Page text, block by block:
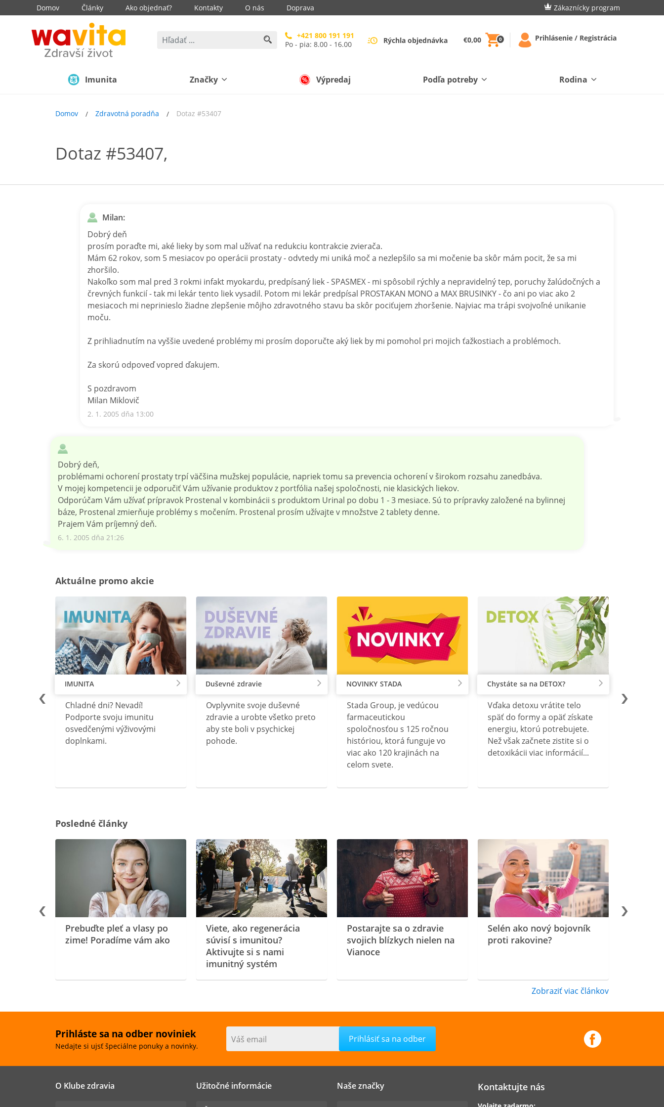
Domov Články Ako objednať? Kontakty O nás Doprava Zákaznícky program
+421 800 191 191
Po - pia: 8.00 - 16.00
Rýchla objednávka €0,00 0 Prihlásenie / Registrácia
Imunita Značky Výpredaj Podľa potreby Rodina
Domov Zdravotná poradňa Dotaz #53407
Dotaz #53407,
Milan:
Dobrý deň
prosím poraďte mi, aké lieky by som mal užívať na redukciu kontrakcie zvierača.
Mám 62 rokov, som 5 mesiacov po operácii prostaty - odvtedy mi uniká moč a nezlepšilo sa mi močenie ba skôr mám pocit, že sa mi
zhoršilo.
Nakoľko som mal pred 3 rokmi infakt myokardu, predpísaný liek - SPASMEX - mi spôsobil rýchly a nepravidelný tep, poruchy žalúdočných a
črevných funkcií - tak mi lekár tento liek vysadil. Potom mi lekár predpísal PROSTAKAN MONO a MAX BRUSINKY - čo ani po viac ako 2
mesiacoch mi neprinieslo žiadne zlepšenie môjho zdravotného stavu ba skôr pociťujem zhoršenie. Najviac ma trápi svojvoľné unikanie
moču.
Z prihliadnutím na vyššie uvedené problémy mi prosím doporučte aký liek by mi pomohol pri mojich ťažkostiach a problémoch.
Za skorú odpoveď vopred ďakujem.
S pozdravom
Milan Miklovič
2. 1. 2005 dňa 13:00
Dobrý deň,
problémami ochorení prostaty trpí väčšina mužskej populácie, napriek tomu sa prevencia ochorení v širokom rozsahu zanedbáva.
V mojej kompetencii je odporučiť Vám užívanie produktov z portfólia našej spoločnosti, nie klasických liekov.
Odporúčam Vám užívať prípravok Prostenal v kombinácii s produktom Urinal po dobu 1 - 3 mesiace. Sú to prípravky založené na bylinnej
báze, Prostenal zmierňuje problémy s močením. Prostenal prosím užívajte v množstve 2 tablety denne.
Prajem Vám príjemný deň.
6. 1. 2005 dňa 21:26
Aktuálne promo akcie
IMUNITA
Chladné dni? Nevadí!
Podporte svoju imunitu
osvedčenými výživovými
doplnkami.
Duševné zdravie
Ovplyvnite svoje duševné
zdravie a urobte všetko preto
aby ste boli v psychickej
pohode.
NOVINKY STADA
Stada Group, je vedúcou
farmaceutickou
spoločnosťou s 125 ročnou
históriou, ktorá funguje vo
viac ako 120 krajinách na
celom svete.
Chystáte sa na DETOX?
Vďaka detoxu vrátite telo
späť do formy a opäť získate
energiu, ktorú potrebujete.
Než však začnete zistite si o
detoxikácii viac informácií...
Posledné články
Prebuďte pleť a vlasy po
zime! Poradíme vám ako
Viete, ako regenerácia
súvisí s imunitou?
Aktivujte si s nami
imunitný systém
Postarajte sa o zdravie
svojich blízkych nielen na
Vianoce
Selén ako nový bojovník
proti rakovine?
Zobraziť viac článkov
Prihláste sa na odber noviniek
Nedajte si ujsť špeciálne ponuky a novinky.
Váš email
O Klube zdravia Užitočné informácie Naše značky Kontaktujte nás